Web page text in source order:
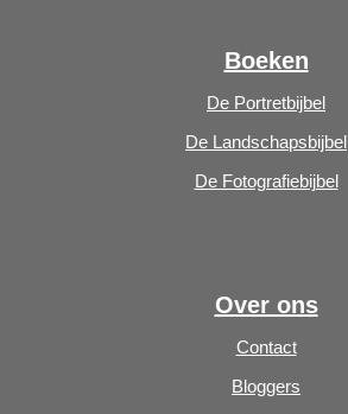
Boeken
De Portretbijbel
De Landschapsbijbel
De Fotografiebijbel
Over ons
Contact
Bloggers